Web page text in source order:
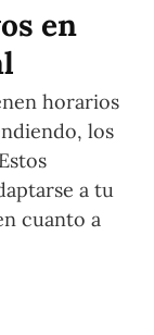
en
horarios
los
a tu
cuanto a